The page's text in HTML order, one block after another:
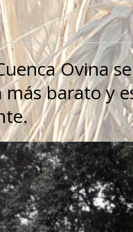
Ovina
barato y